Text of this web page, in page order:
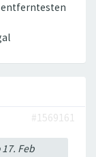
entferntesten
#1569161
17. Feb